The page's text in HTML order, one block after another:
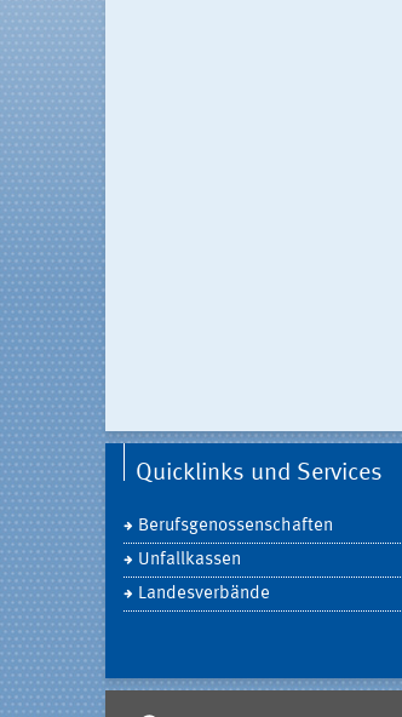
Quicklinks und Services
Berufsgenossenschaften
Unfallkassen
Landesverbände